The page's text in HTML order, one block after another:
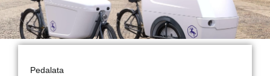
Pedalata